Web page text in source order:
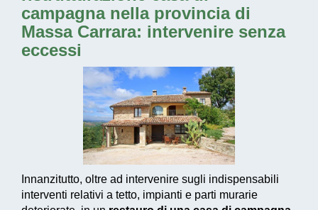
campagna nella provincia di
Massa Carrara: intervenire senza
eccessi
Innanzitutto, oltre ad intervenire sugli indispensabili
interventi relativi a tetto, impianti e parti murarie